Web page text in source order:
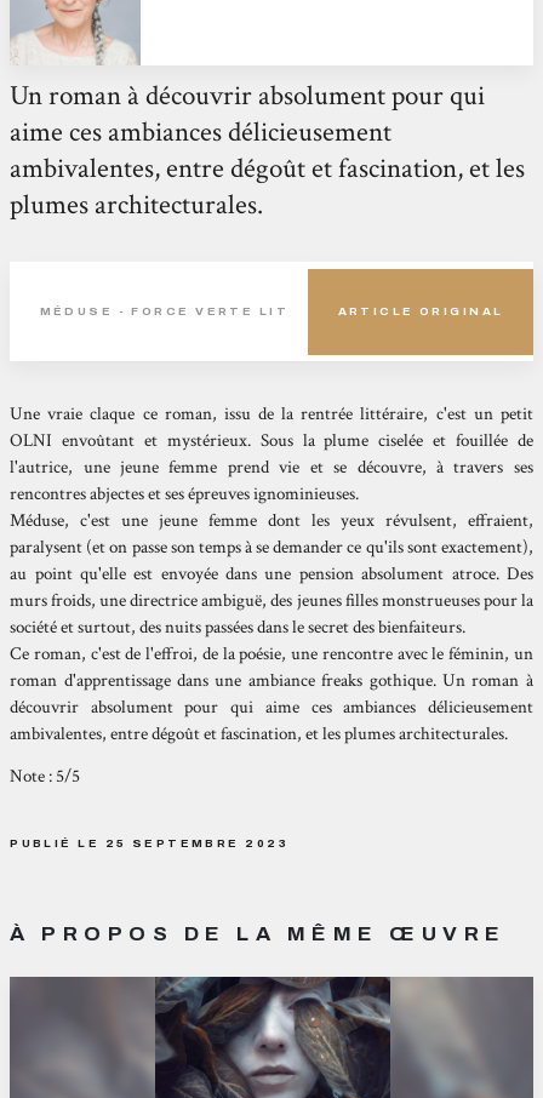
Un roman à découvrir absolument pour qui
aime ces ambiances délicieusement
ambivalentes, entre dégoût et fascination, et les
plumes architecturales.
MÉDUSE - FORCE VERTE LIT ARTICLE ORIGINAL
Une vraie claque ce roman, issu de la rentrée littéraire, c'est un petit
OLNI envoûtant et mystérieux. Sous la plume ciselée et fouillée de
l'autrice, une jeune femme prend vie et se découvre, à travers ses
rencontres abjectes et ses épreuves ignominieuses.
Méduse, c'est une jeune femme dont les yeux révulsent, effraient,
paralysent (et on passe son temps à se demander ce qu'ils sont exactement),
au point qu'elle est envoyée dans une pension absolument atroce. Des
murs froids, une directrice ambiguë, des jeunes filles monstrueuses pour la
société et surtout, des nuits passées dans le secret des bienfaiteurs.
Ce roman, c'est de l'effroi, de la poésie, une rencontre avec le féminin, un
roman d'apprentissage dans une ambiance freaks gothique. Un roman à
découvrir absolument pour qui aime ces ambiances délicieusement
ambivalentes, entre dégoût et fascination, et les plumes architecturales.
Note : 5/5
PUBLIÉ LE 25 SEPTEMBRE 2023
À PROPOS DE LA MÊME ŒUVRE